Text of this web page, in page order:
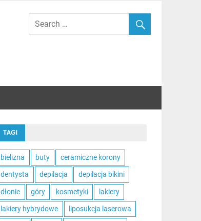
TAGI
bielizna buty ceramiczne korony
dentysta depilacja depilacja bikini
dłonie góry kosmetyki lakiery
lakiery hybrydowe liposukcja laserowa